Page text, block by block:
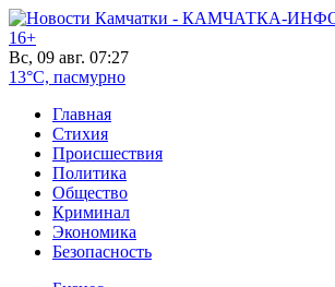
16+
Вс, 09 авг. 07:27
13°C, пасмурно
Главная
Стихия
Происшествия
Политика
Общество
Криминал
Экономика
Безопасность